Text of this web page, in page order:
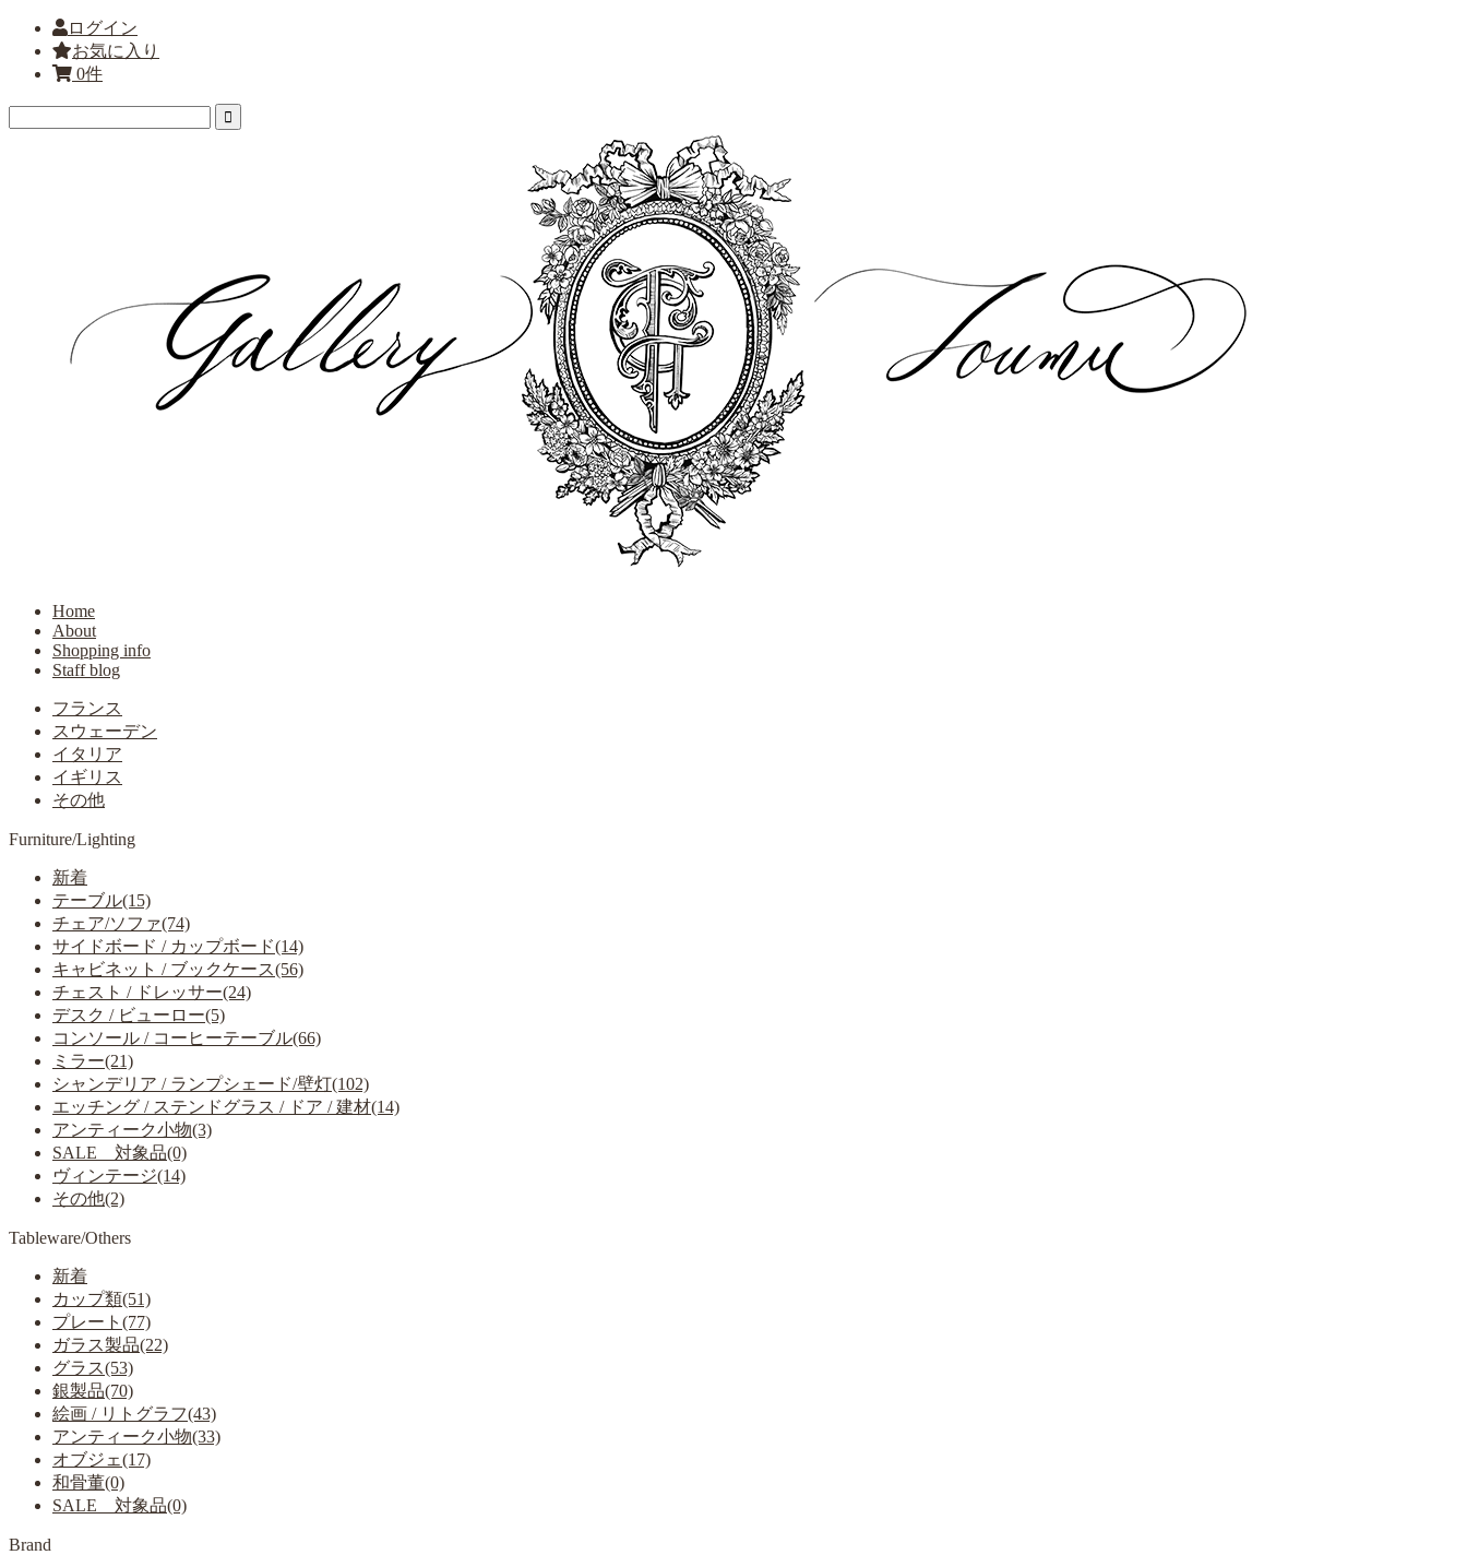
ログイン
お気に入り
0件
Home
About
Shopping info
Staff blog
フランス
スウェーデン
イタリア
イギリス
その他
Furniture/Lighting
新着
テーブル(15)
チェア/ソファ(74)
サイドボード / カップボード(14)
キャビネット / ブックケース(56)
チェスト / ドレッサー(24)
デスク / ビューロー(5)
コンソール / コーヒーテーブル(66)
ミラー(21)
シャンデリア / ランプシェード/壁灯(102)
エッチング / ステンドグラス / ドア / 建材(14)
アンティーク小物(3)
SALE 対象品(0)
ヴィンテージ(14)
その他(2)
Tableware/Others
新着
カップ類(51)
プレート(77)
ガラス製品(22)
グラス(53)
銀製品(70)
絵画 / リトグラフ(43)
アンティーク小物(33)
オブジェ(17)
和骨董(0)
SALE 対象品(0)
Brand